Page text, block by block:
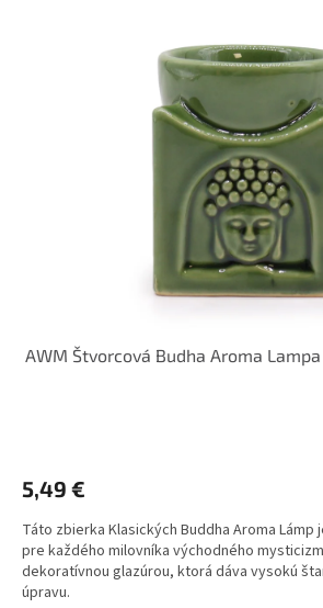
AWM Štvorcová Budha Aroma
5,49 €
Táto zbierka Klasických Buddha Aroma
pre každého milovníka východného
dekoratívnou glazúrou, ktorá dáva vysokú
úpravu.